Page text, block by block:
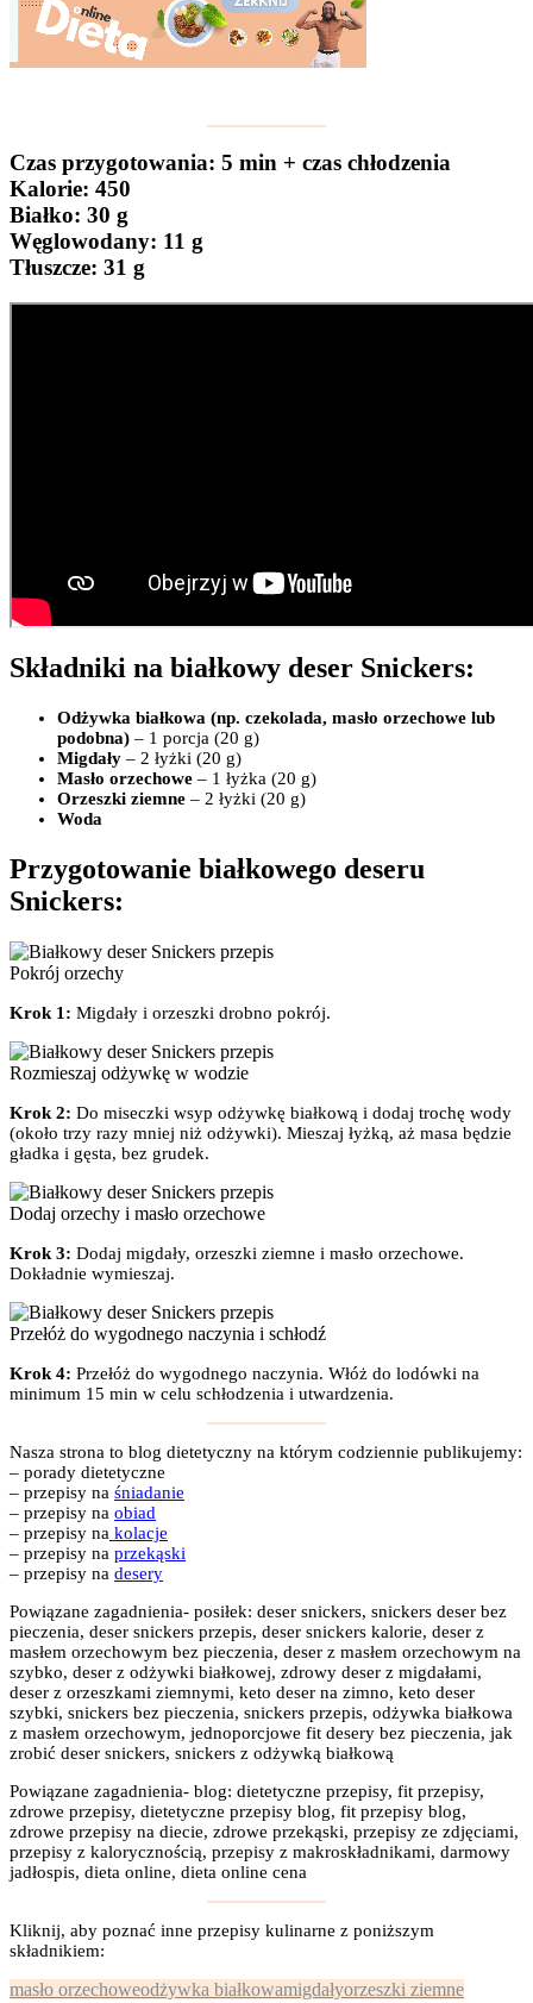
Czas przygotowania: 5 min + czas chłodzenia
Kalorie: 450
Białko: 30 g
Węglowodany: 11 g
Tłuszcze: 31 g
Składniki na białkowy deser Snickers:
Odżywka białkowa (np. czekolada, masło orzechowe lub
podobna) – 1 porcja (20 g)
Migdały – 2 łyżki (20 g)
Masło orzechowe – 1 łyżka (20 g)
Orzeszki ziemne – 2 łyżki (20 g)
Woda
Przygotowanie białkowego deseru
Snickers:
Pokrój orzechy
Krok 1: Migdały i orzeszki drobno pokrój.
Rozmieszaj odżywkę w wodzie
Krok 2: Do miseczki wsyp odżywkę białkową i dodaj trochę wody
(około trzy razy mniej niż odżywki). Mieszaj łyżką, aż masa będzie
gładka i gęsta, bez grudek.
Dodaj orzechy i masło orzechowe
Krok 3: Dodaj migdały, orzeszki ziemne i masło orzechowe.
Dokładnie wymieszaj.
Przełóż do wygodnego naczynia i schłodź
Krok 4: Przełóż do wygodnego naczynia. Włóż do lodówki na
minimum 15 min w celu schłodzenia i utwardzenia.
Nasza strona to blog dietetyczny na którym codziennie publikujemy:
– porady dietetyczne
– przepisy na śniadanie
– przepisy na obiad
– przepisy na kolacje
– przepisy na przekąski
– przepisy na desery
Powiązane zagadnienia- posiłek: deser snickers, snickers deser bez
pieczenia, deser snickers przepis, deser snickers kalorie, deser z
masłem orzechowym bez pieczenia, deser z masłem orzechowym na
szybko, deser z odżywki białkowej, zdrowy deser z migdałami,
deser z orzeszkami ziemnymi, keto deser na zimno, keto deser
szybki, snickers bez pieczenia, snickers przepis, odżywka białkowa
z masłem orzechowym, jednoporcjowe fit desery bez pieczenia, jak
zrobić deser snickers, snickers z odżywką białkową
Powiązane zagadnienia- blog: dietetyczne przepisy, fit przepisy,
zdrowe przepisy, dietetyczne przepisy blog, fit przepisy blog,
zdrowe przepisy na diecie, zdrowe przekąski, przepisy ze zdjęciami,
przepisy z kalorycznością, przepisy z makroskładnikami, darmowy
jadłospis, dieta online, dieta online cena
Kliknij, aby poznać inne przepisy kulinarne z poniższym
składnikiem:
masło orzechoweodżywka białkowamigdałyorzeszki ziemne